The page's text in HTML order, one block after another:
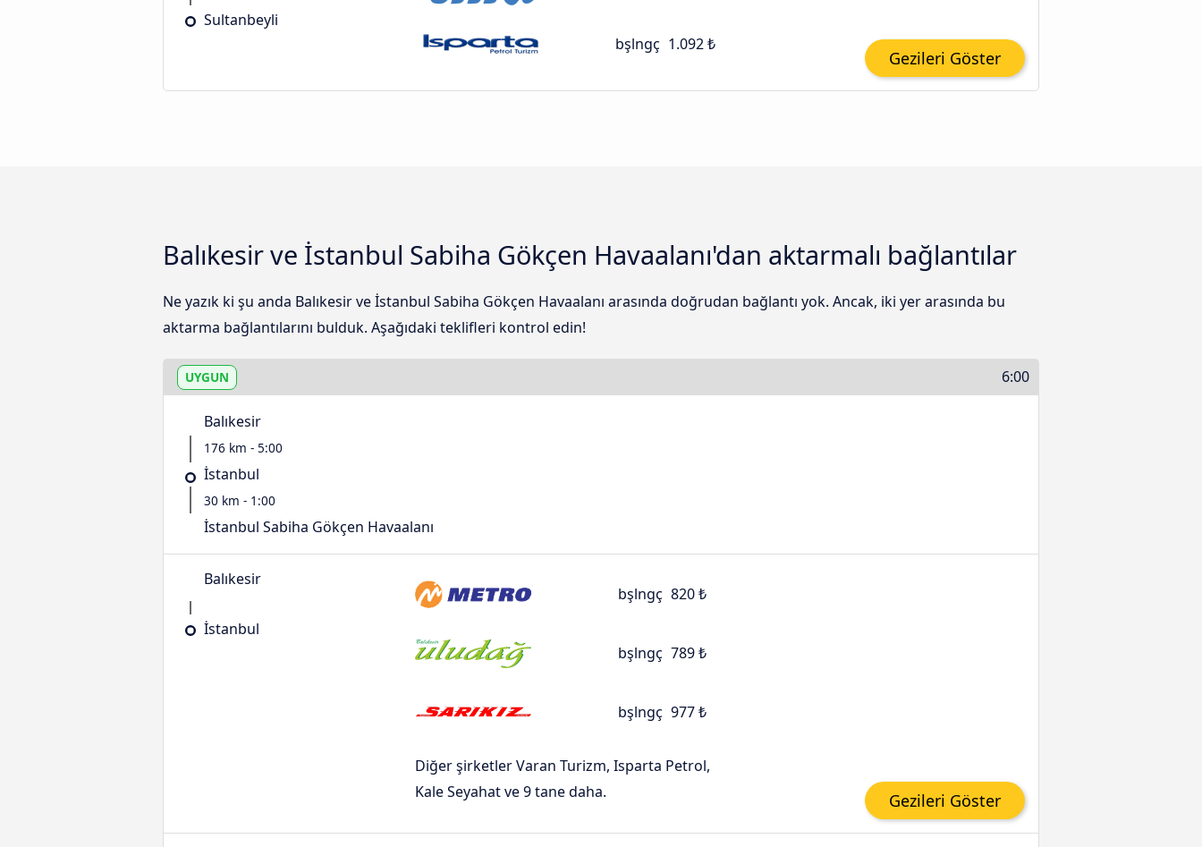
Sultanbeyli
bşlngç 1.092 ₺
Gezileri Göster
Balıkesir ve İstanbul Sabiha Gökçen Havaalanı'dan aktarmalı bağlantılar
Ne yazık ki şu anda Balıkesir ve İstanbul Sabiha Gökçen Havaalanı arasında doğrudan bağlantı yok. Ancak, iki yer arasında bu
aktarma bağlantılarını bulduk. Aşağıdaki teklifleri kontrol edin!
UYGUN 6:00
Balıkesir
176 km - 5:00
İstanbul
30 km - 1:00
İstanbul Sabiha Gökçen Havaalanı
Balıkesir
İstanbul
bşlngç 820 ₺
bşlngç 789 ₺
bşlngç 977 ₺
Diğer şirketler Varan Turizm, Isparta Petrol,
Kale Seyahat ve 9 tane daha.
Gezileri Göster